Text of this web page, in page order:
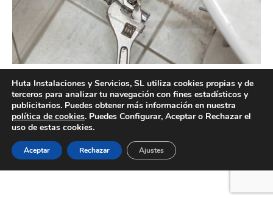
Fontanero urgente en Valencia
Información legal
Huta Instalaciones y Servicios, SL utiliza cookies propias y de
terceros para analizar tu navegación con fines estadísticos y
publicitarios. Puedes obtener más información en nuestra
política de cookies. Puedes Configurar, Aceptar o Rechazar el
uso de estas cookies.
Aceptar Rechazar Ajustes